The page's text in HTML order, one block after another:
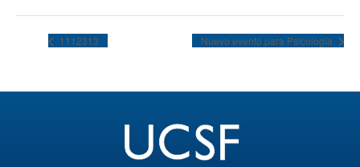
1112313 Nuevo evento para Psicología